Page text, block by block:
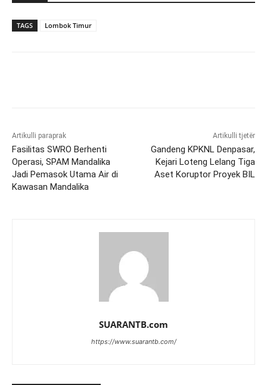
TAGS Lombok Timur
Artikulli paraprak
Fasilitas SWRO Berhenti
Operasi, SPAM Mandalika
Jadi Pemasok Utama Air di
Kawasan Mandalika
Artikulli tjetër
Gandeng KPKNL Denpasar,
Kejari Loteng Lelang Tiga
Aset Koruptor Proyek BIL
SUARANTB.com
https://www.suarantb.com/